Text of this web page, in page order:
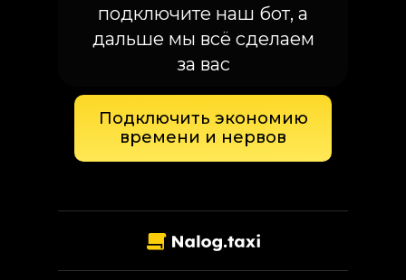
подключите наш бот, а
дальше мы всё сделаем
за вас
Подключить экономию
времени и нервов